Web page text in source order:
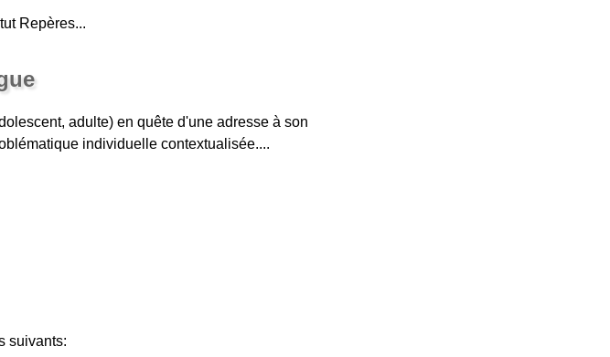
Repères...
adulte) en quête d'une adresse à son
individuelle contextualisée....
suivants: